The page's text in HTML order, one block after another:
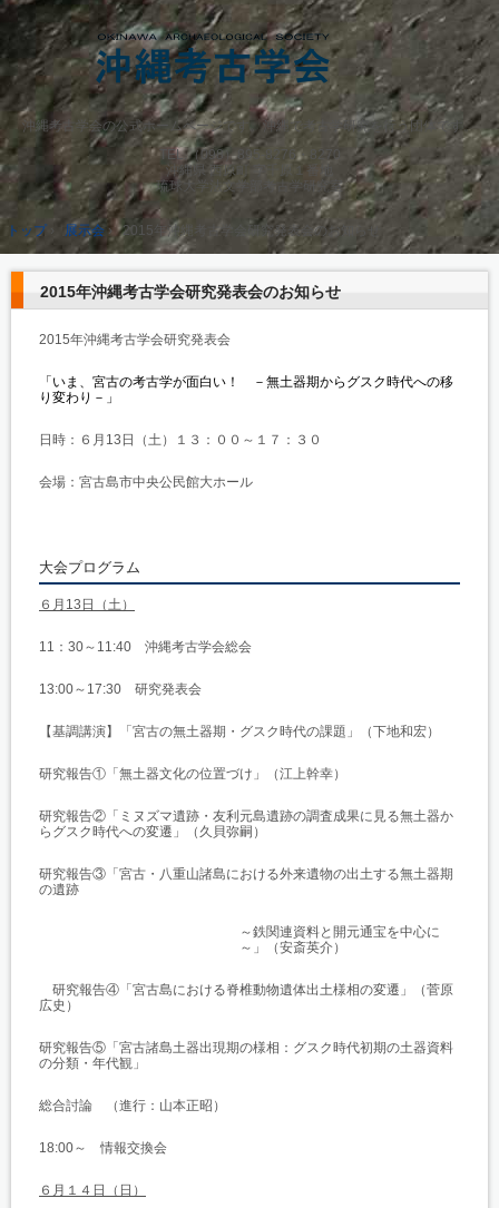
沖縄考古学会の公式ホームページです。沖縄で考古学研究を行う団体です。
TEL.（098）895-8276・8270
沖縄県 西原町 字千原１番地
琉球大学法文学部考古学研究室
トップ 展示会 › 2015年沖縄考古学会研究発表会のお知らせ
2015年沖縄考古学会研究発表会のお知らせ
2015年沖縄考古学会研究発表会
「いま、宮古の考古学が面白い！ －無土器期からグスク時代への移
り変わり－」
日時：６月13日（土）１３：００～１７：３０
会場：宮古島市中央公民館大ホール
大会プログラム
６月13日（土）
11：30～11:40 沖縄考古学会総会
13:00～17:30 研究発表会
【基調講演】「宮古の無土器期・グスク時代の課題」（下地和宏）
研究報告①「無土器文化の位置づけ」（江上幹幸）
研究報告②「ミヌズマ遺跡・友利元島遺跡の調査成果に見る無土器か
らグスク時代への変遷」（久貝弥嗣）
研究報告③「宮古・八重山諸島における外来遺物の出土する無土器期
の遺跡
～鉄関連資料と開元通宝を中心に
～」（安斎英介）
研究報告④「宮古島における脊椎動物遺体出土様相の変遷」（菅原
広史）
研究報告⑤「宮古諸島土器出現期の様相：グスク時代初期の土器資料
の分類・年代観」
総合討論 （進行：山本正昭）
18:00～ 情報交換会
６月１４日（日）